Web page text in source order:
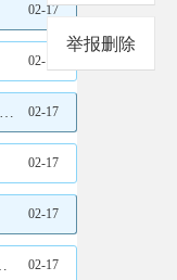
02-17
02-17
02-17
02-17
02-17
02-17
举报删除